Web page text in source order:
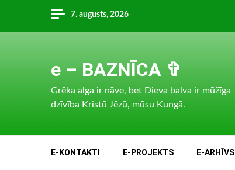
content
7. augusts, 2026
e – BAZNĪCA ✞
Grēka alga ir nāve, bet Dieva balva ir mūžīga
dzīvība Kristū Jēzū, mūsu Kungā.
E-KONTAKTI E-PROJEKTS E-ARHĪVS